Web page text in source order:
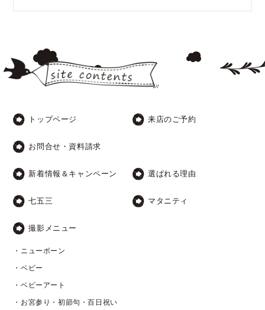
トップページ 来店のご予約
お問合せ・資料請求
新着情報＆キャンペーン 選ばれる理由
七五三 マタニティ
撮影メニュー
・ニューボーン
・ベビー
・ベビーアート
・お宮参り・初節句・百日祝い